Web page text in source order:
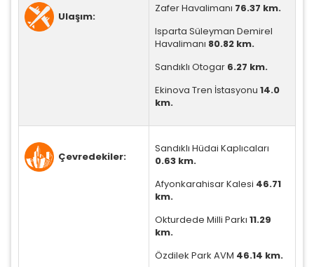
Ulaşım:
Zafer Havalimanı 76.37 km.
Isparta Süleyman Demirel
Havalimanı 80.82 km.
Sandıklı Otogar 6.27 km.
Ekinova Tren İstasyonu 14.0
km.
Çevredekiler:
Sandıklı Hüdai Kaplıcaları
0.63 km.
Afyonkarahisar Kalesi 46.71
km.
Okturdede Milli Parkı 11.29
km.
Özdilek Park AVM 46.14 km.